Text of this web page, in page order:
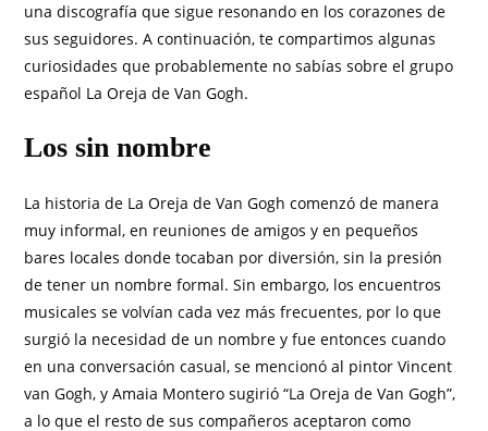
una discografía que sigue resonando en los corazones de
sus seguidores. A continuación, te compartimos algunas
curiosidades que probablemente no sabías sobre el grupo
español La Oreja de Van Gogh.
Los sin nombre
La historia de La Oreja de Van Gogh comenzó de manera
muy informal, en reuniones de amigos y en pequeños
bares locales donde tocaban por diversión, sin la presión
de tener un nombre formal. Sin embargo, los encuentros
musicales se volvían cada vez más frecuentes, por lo que
surgió la necesidad de un nombre y fue entonces cuando
en una conversación casual, se mencionó al pintor Vincent
van Gogh, y Amaia Montero sugirió “La Oreja de Van Gogh”,
a lo que el resto de sus compañeros aceptaron como